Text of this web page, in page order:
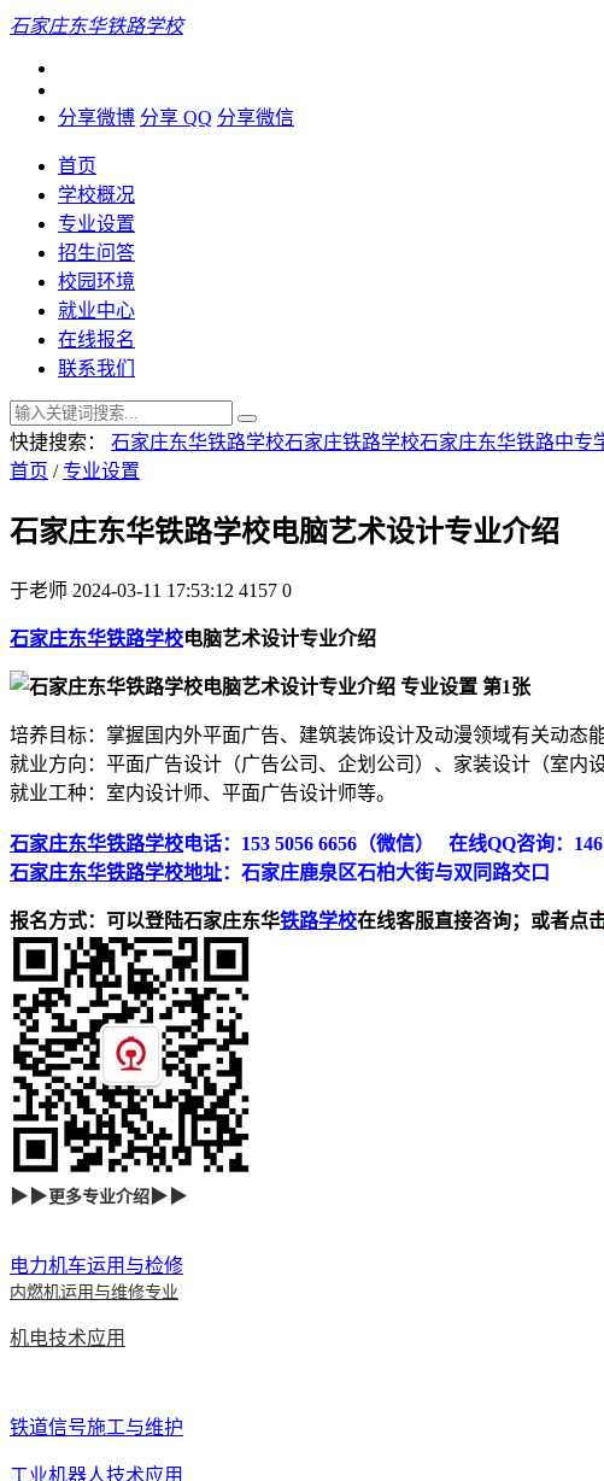
石家庄东华铁路学校
分享微博 分享 QQ 分享微信
首页
学校概况
专业设置
招生问答
校园环境
就业中心
在线报名
联系我们
快捷搜索： 石家庄东华铁路学校石家庄铁路学校石家庄东华铁路中专
首页 /专业设置
石家庄东华铁路学校电脑艺术设计专业介绍
于老师 2024-03-11 17:53:12 4157 0
石家庄东华铁路学校电脑艺术设计专业介绍
培养目标：掌握国内外平面广告、建筑装饰设计及动漫领域有关动态
就业方向：平面广告设计（广告公司、企划公司）、家装设计（室内
就业工种：室内设计师、平面广告设计师等。
石家庄东华铁路学校电话：153 5056 6656（微信） 在线QQ咨询：
石家庄东华铁路学校地址：石家庄鹿泉区石柏大街与双同路交口
报名方式：可以登陆石家庄东华铁路学校在线客服直接咨询；或者点
▶▶更多专业介绍 ▶▶
电力机车运用与检修
内燃机运用与维修专业
机电技术应用
铁道信号施工与维护
工业机器人技术应用